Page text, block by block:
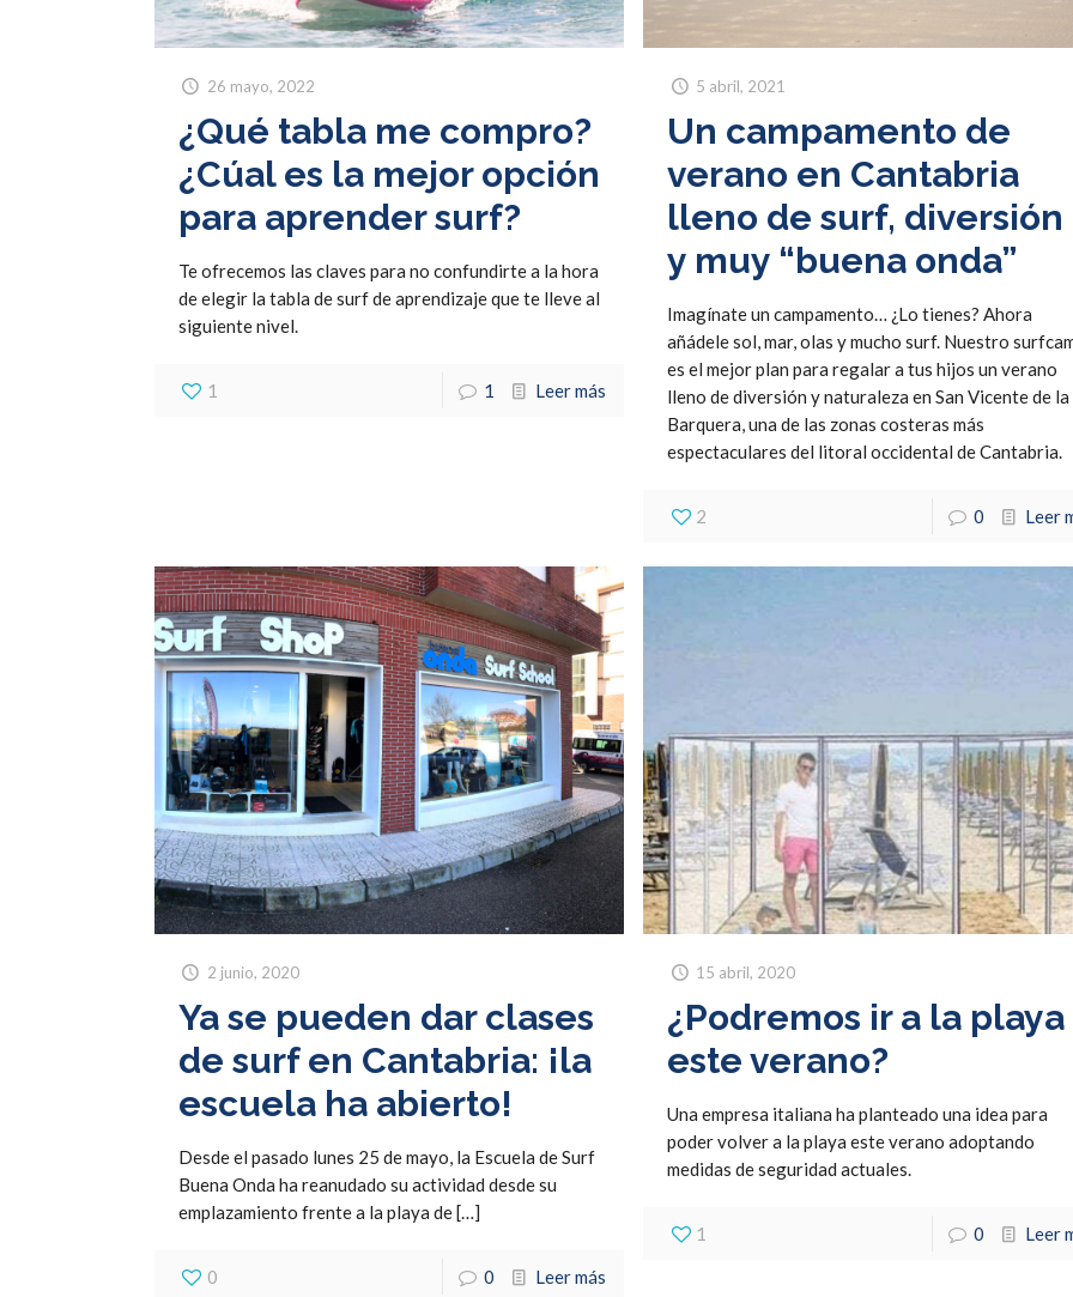
26 mayo, 2022
¿Qué tabla me compro?
¿Cúal es la mejor opción
para aprender surf?
Te ofrecemos las claves para no confundirte a la hora
de elegir la tabla de surf de aprendizaje que te lleve al
siguiente nivel.
1 1 Leer más
5 abril, 2021
Un campamento de
verano en Cantabria
lleno de surf, diversión
y muy “buena onda”
Imagínate un campamento… ¿Lo tienes? Ahora
añádele sol, mar, olas y mucho surf. Nuestro
es el mejor plan para regalar a tus hijos un verano
lleno de diversión y naturaleza en San Vicente de la
Barquera, una de las zonas costeras más
espectaculares del litoral occidental de Cantabria.
2 0 Leer
2 junio, 2020
Ya se pueden dar clases
de surf en Cantabria: ¡la
escuela ha abierto!
Desde el pasado lunes 25 de mayo, la Escuela de Surf
Buena Onda ha reanudado su actividad desde su
emplazamiento frente a la playa de[…]
0 0 Leer más
15 abril, 2020
¿Podremos ir a la playa
este verano?
Una empresa italiana ha planteado una idea para
poder volver a la playa este verano adoptando
medidas de seguridad actuales.
1 0 Leer